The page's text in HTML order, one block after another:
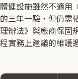
體健設施雖然不適用
的三年一驗，但仍需
理辦法》與廠商保固
程實務上建議的維護